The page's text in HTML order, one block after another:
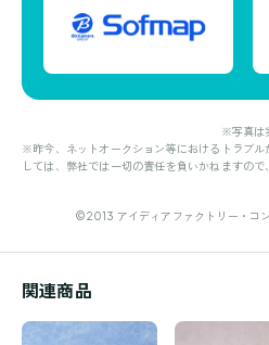
※写真は
※昨今、ネットオークション等におけるトラブル
しては、弊社では一切の責任を負いかねますの
©2013 アイディアファクトリー・コ
関連商品